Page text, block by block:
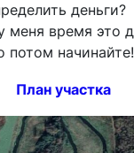
деньги?
меня время это
потом начинайте!
План участка